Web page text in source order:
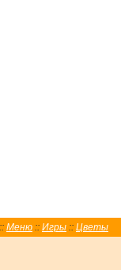
:: Меню :: Игры :: Цветы